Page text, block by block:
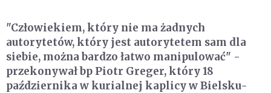
"Człowiekiem, który nie ma żadnych
autorytetów, który jest autorytetem sam dla
siebie, można bardzo łatwo manipulować" -
przekonywał bp Piotr Greger, który 18
października w kurialnej kaplicy w Bielsku-